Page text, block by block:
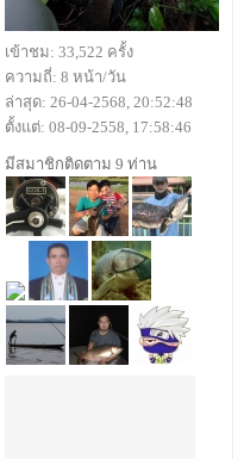
เข้าชม: 33,522 ครั้ง
ความถี่: 8 หน้า/วัน
ล่าสุด: 26-04-2568, 20:52:48
ตั้งแต่: 08-09-2558, 17:58:46
มีสมาชิกติดตาม 9 ท่าน